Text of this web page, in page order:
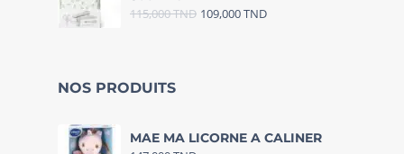
115,000TND 109,000TND
NOS PRODUITS
MAE MA LICORNE A CALINER